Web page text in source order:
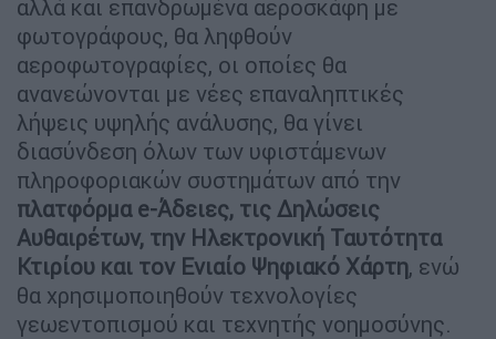
αλλά και επανδρωμένα αεροσκάφη με
φωτογράφους, θα ληφθούν
αεροφωτογραφίες, οι οποίες θα
ανανεώνονται με νέες επαναληπτικές
λήψεις υψηλής ανάλυσης, θα γίνει
διασύνδεση όλων των υφιστάμενων
πληροφοριακών συστημάτων από την
πλατφόρμα e-Άδειες, τις Δηλώσεις
Αυθαιρέτων, την Ηλεκτρονική Ταυτότητα
Κτιρίου και τον Ενιαίο Ψηφιακό Χάρτη, ενώ
θα χρησιμοποιηθούν τεχνολογίες
γεωεντοπισμού και τεχνητής νοημοσύνης.